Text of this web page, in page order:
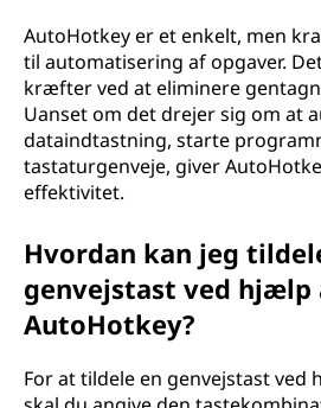
AutoHotkey er et enkelt, men
til automatisering af opgaver.
kræfter ved at eliminere
Uanset om det drejer sig om at
dataindtastning, starte
tastaturgenveje, giver
effektivitet.
Hvordan kan jeg
genvejstast ved hjælp
AutoHotkey?
For at tildele en genvejstast